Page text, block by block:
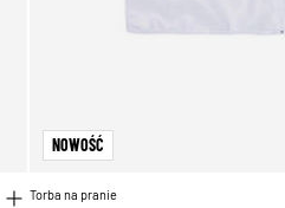
NOWOŚĆ
Torba na pranie